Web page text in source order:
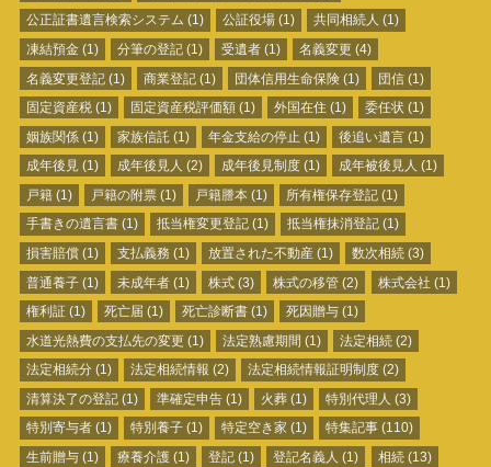
公正証書遺言検索システム (1) 公証役場 (1) 共同相続人 (1)
凍結預金(1) 分筆の登記 (1) 受遺者 (1) 名義変更 (4)
名義変更登記(1) 商業登記 (1) 団体信用生命保険 (1) 団信 (1)
固定資産税(1) 固定資産税評価額 (1) 外国在住 (1) 委任状 (1)
姻族関係(1) 家族信託 (1) 年金支給の停止 (1) 後追い遺言 (1)
成年後見(1) 成年後見人 (2) 成年後見制度 (1) 成年被後見人 (1)
戸籍(1) 戸籍の附票 (1) 戸籍謄本 (1) 所有権保存登記 (1)
手書きの遺言書(1) 抵当権変更登記 (1) 抵当権抹消登記 (1)
損害賠償(1) 支払義務 (1) 放置された不動産 (1) 数次相続 (3)
普通養子(1) 未成年者 (1) 株式 (3) 株式の移管 (2) 株式会社 (1)
権利証(1) 死亡届 (1) 死亡診断書 (1) 死因贈与 (1)
水道光熱費の支払先の変更 (1) 法定熟慮期間 (1) 法定相続 (2)
法定相続分(1) 法定相続情報 (2) 法定相続情報証明制度 (2)
清算決了の登記(1) 準確定申告 (1) 火葬 (1) 特別代理人 (3)
特別寄与者(1) 特別養子 (1) 特定空き家 (1) 特集記事 (110)
生前贈与(1) 療養介護 (1) 登記 (1) 登記名義人 (1) 相続(13)